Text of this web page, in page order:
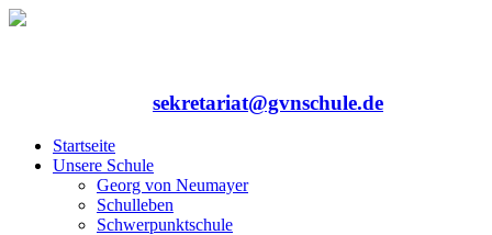
sekretariat@gvnschule.de
Startseite
Unsere Schule
Georg von Neumayer
Schulleben
Schwerpunktschule